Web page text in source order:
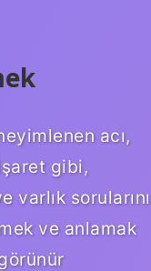
acı,
gibi,
sorularını
ve anlamak